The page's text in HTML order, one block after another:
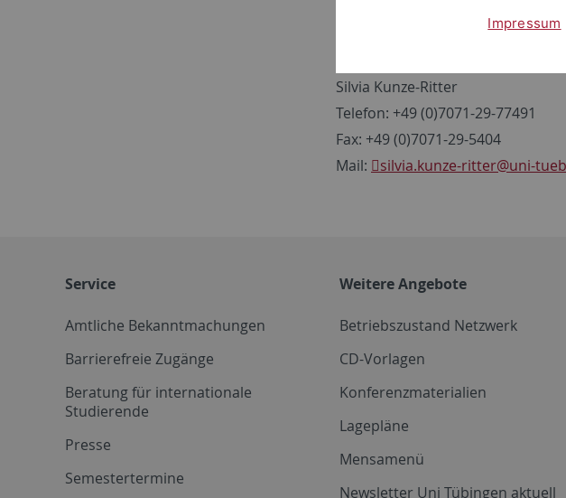
Silvia Kunze-Ritter
Telefon: +49 (0)7071-29-77491
Fax: +49 (0)7071-29-5404
Mail:
silvia.kunze-ritter@uni-
Service
Amtliche Bekanntmachungen
Barrierefreie Zugänge
Beratung für internationale
Studierende
Presse
Semestertermine
Weitere Angebote
Betriebszustand Netzwerk
CD-Vorlagen
Konferenzmaterialien
Lagepläne
Mensamenü
Newsletter Uni Tübingen aktuell
Impressum